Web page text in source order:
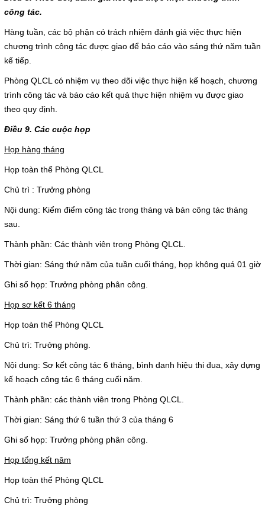
công tác.
Hàng tuần, các bộ phận có trách nhiệm đánh giá việc thực hiện
chương trình công tác được giao để báo cáo vào sáng thứ năm tuần
kế tiếp.
Phòng QLCL có nhiệm vụ theo dõi việc thực hiện kế hoạch, chương
trình công tác và báo cáo kết quả thực hiện nhiệm vụ được giao
theo quy định.
Điều 9. Các cuộc họp
Họp hàng tháng
Họp toàn thể Phòng QLCL
Chủ trì : Trưởng phòng
Nội dung: Kiểm điểm công tác trong tháng và bản công tác tháng
sau.
Thành phần: Các thành viên trong Phòng QLCL.
Thời gian: Sáng thứ năm của tuần cuối tháng, họp không quá 01 giờ
Ghi sổ họp: Trưởng phòng phân công.
Họp sơ kết 6 tháng
Họp toàn thể Phòng QLCL
Chủ trì: Trưởng phòng.
Nội dung: Sơ kết công tác 6 tháng, bình danh hiệu thi đua, xây dựng
kế hoạch công tác 6 tháng cuối năm.
Thành phần: các thành viên trong Phòng QLCL.
Thời gian: Sáng thứ 6 tuần thứ 3 của tháng 6
Ghi sổ họp: Trưởng phòng phân công.
Họp tổng kết năm
Họp toàn thể Phòng QLCL
Chủ trì: Trưởng phòng